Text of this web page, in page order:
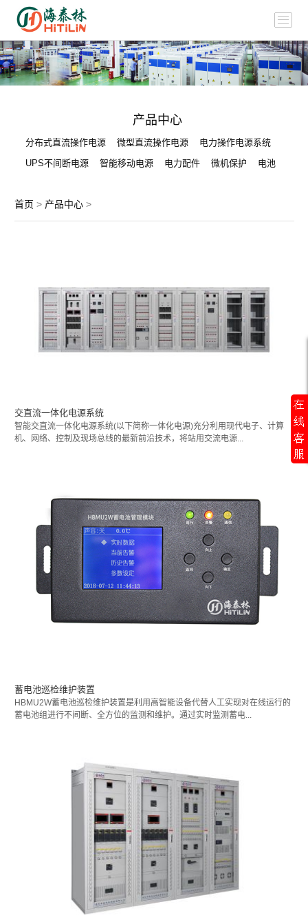
产品中心
分布式直流操作电源微型直流操作电源电力操作电源系统
UPS不间断电源智能移动电源电力配件微机保护 电池
首页 > 产品中心>
交直流一体化电源系统
智能交直流一体化电源系统(以下简称一体化电源)充分利用现代电子、计算
机、网络、控制及现场总线的最新前沿技术，将站用交流电源...
蓄电池巡检维护装置
HBMU2W蓄电池巡检维护装置是利用高智能设备代替人工实现对在线运行的
蓄电池组进行不间断、全方位的监测和维护。通过实时监测蓄电...